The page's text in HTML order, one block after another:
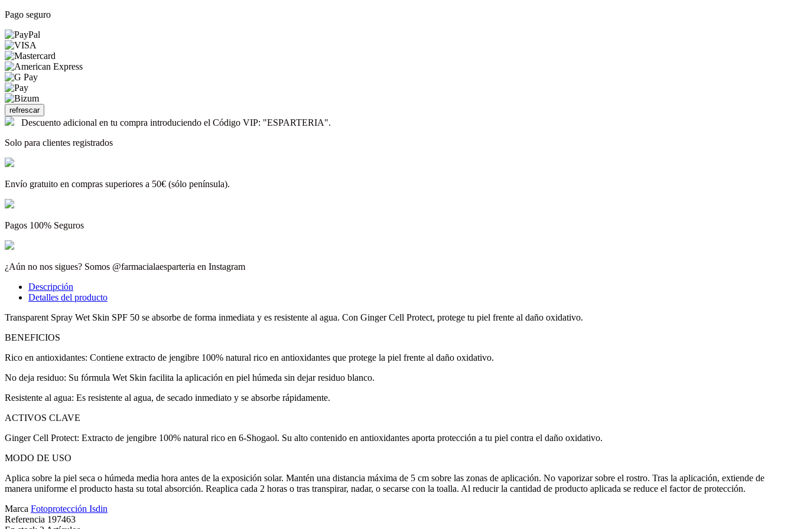
Pago seguro
Descuento adicional en tu compra introduciendo el Código VIP: "ESPARTERIA".
Solo para clientes registrados
Envío gratuito en compras superiores a 50€ (sólo península).
Pagos 100% Seguros
¿Aún no nos sigues? Somos @farmacialaesparteria en Instagram
Descripción
Detalles del producto
Transparent Spray Wet Skin SPF 50 se absorbe de forma inmediata y es resistente al agua. Con Ginger Cell Protect, protege tu piel frente al daño oxidativo.
BENEFICIOS
Rico en antioxidantes: Contiene extracto de jengibre 100% natural rico en antioxidantes que protege la piel frente al daño oxidativo.
No deja residuo: Su fórmula Wet Skin facilita la aplicación en piel húmeda sin dejar residuo blanco.
Resistente al agua: Es resistente al agua, de secado inmediato y se absorbe rápidamente.
ACTIVOS CLAVE
Ginger Cell Protect: Extracto de jengibre 100% natural rico en 6-Shogaol. Su alto contenido en antioxidantes aporta protección a tu piel contra el daño oxidativo.
MODO DE USO
Aplica sobre la piel seca o húmeda media hora antes de la exposición solar. Mantén una distancia máxima de 5 cm sobre las zonas de aplicación. No vaporizar sobre el rostro. Tras la aplicación, extiende de
manera uniforme el producto hasta su total absorción. Reaplica cada 2 horas o tras transpirar, nadar, o secarse con la toalla. Al reducir la cantidad de producto aplicada se reduce el factor de protección.
Marca Fotoprotección Isdin
Referencia 197463